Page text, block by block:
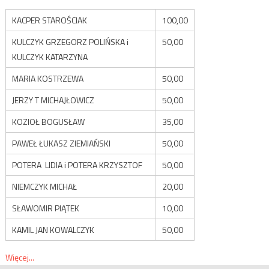
KACPER STAROŚCIAK
100,00
KULCZYK GRZEGORZ POLIŃSKA i
KULCZYK KATARZYNA
50,00
MARIA KOSTRZEWA
50,00
JERZY T MICHAJŁOWICZ
50,00
KOZIOŁ BOGUSŁAW
35,00
PAWEŁ ŁUKASZ ZIEMIAŃSKI
50,00
POTERA LIDIA i POTERA KRZYSZTOF
50,00
NIEMCZYK MICHAŁ
20,00
SŁAWOMIR PIĄTEK
10,00
KAMIL JAN KOWALCZYK
50,00
Więcej...